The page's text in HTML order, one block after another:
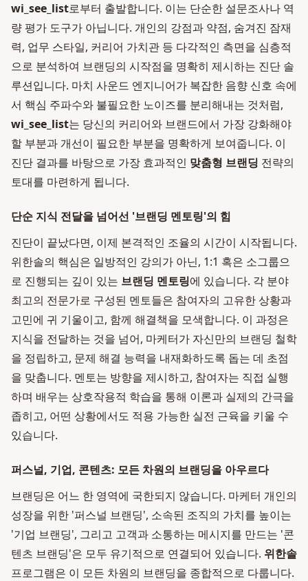
wi_see_list로부터 출발합니다. 이는 단순한 설문조사나 역
량 평가 도구가 아닙니다. 개인의 강점과 약점, 숨겨진 잠재
력, 업무 스타일, 커리어 가치관 등 다각적인 측면을 심층적
으로 분석하여 브랜딩의 시작점을 명확히 제시하는 진단 솔
루션입니다. 마치 사운드 엔지니어가 복잡한 음향 신호 속에
서 핵심 주파수와 불필요한 노이즈를 분리해내는 것처럼,
wi_see_list는 당신의 커리어와 브랜드에서 가장 강화해야
할 부분과 개선이 필요한 부분을 명확하게 보여줍니다. 이
진단 결과를 바탕으로 가장 효과적인 맞춤형 브랜딩 전략의
토대를 마련하게 됩니다.
단순 지식 전달을 넘어선 '브랜딩 멘토링'의 힘
진단이 끝났다면, 이제 본격적인 조율의 시간이 시작됩니다.
위한솔의 핵심은 일방적인 강의가 아닌, 1:1 혹은 소그룹으
로 진행되는 깊이 있는 브랜딩 멘토링에 있습니다. 각 분야
최고의 전문가로 구성된 멘토들은 참여자의 고유한 상황과
고민에 귀 기울이고, 함께 해결책을 모색합니다. 이 과정은
지식을 전달하는 것을 넘어, 마케터가 자신만의 브랜딩 철학
을 정립하고, 문제 해결 능력을 내재화하도록 돕는 데 초점
을 맞춥니다. 멘토는 방향을 제시하고, 참여자는 직접 실행
하며 배우는 상호작용적 학습을 통해 이론과 실제의 간극을
좁히고, 어떤 상황에서도 적용 가능한 실전 근육을 키울 수
있습니다.
퍼스널, 기업, 콘텐츠: 모든 차원의 브랜딩을 아우르다
브랜딩은 어느 한 영역에 국한되지 않습니다. 마케터 개인의
성장을 위한 '퍼스널 브랜딩', 소속된 조직의 가치를 높이는
'기업 브랜딩', 그리고 고객과 소통하는 메시지를 만드는 '콘
텐츠 브랜딩'은 모두 유기적으로 연결되어 있습니다. 위한솔
프로그램은 이 모든 차원의 브랜딩을 종합적으로 다룹니다.